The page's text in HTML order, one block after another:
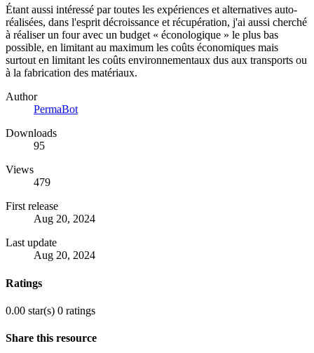
Étant aussi intéressé par toutes les expériences et alternatives auto-
réalisées, dans l'esprit décroissance et récupération, j'ai aussi cherché
à réaliser un four avec un budget « éconologique » le plus bas
possible, en limitant au maximum les coûts économiques mais
surtout en limitant les coûts environnementaux dus aux transports ou
à la fabrication des matériaux.
Author
PermaBot
Downloads
95
Views
479
First release
Aug 20, 2024
Last update
Aug 20, 2024
Ratings
0.00 star(s) 0 ratings
Share this resource